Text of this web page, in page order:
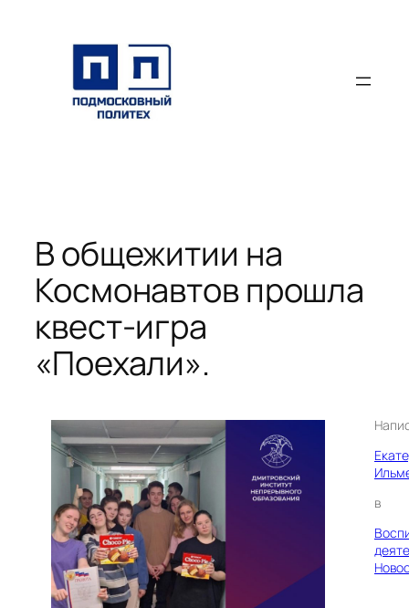
содержимому
В общежитии на
Космонавтов прошла
квест-игра
«Поехали».
в